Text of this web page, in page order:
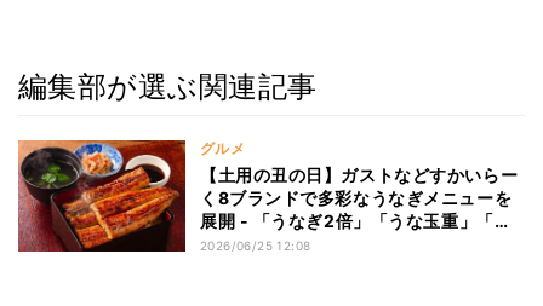
編集部が選ぶ関連記事
グルメ
【土用の丑の日】ガストなどすかいらー
く8ブランドで多彩なうなぎメニューを
展開 - 「うなぎ2倍」「うな玉重」「う
なから丼」など
2026/06/25 12:08